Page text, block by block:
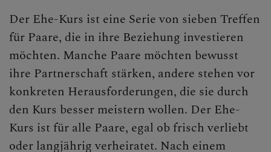
Der Ehe-Kurs ist eine Serie von sieben Treffen
für Paare, die in ihre Beziehung investieren
möchten. Manche Paare möchten bewusst
ihre Partnerschaft stärken, andere stehen vor
konkreten Herausforderungen, die sie durch
den Kurs besser meistern wollen. Der Ehe-
Kurs ist für alle Paare, egal ob frisch verliebt
oder langjährig verheiratet. Nach einem